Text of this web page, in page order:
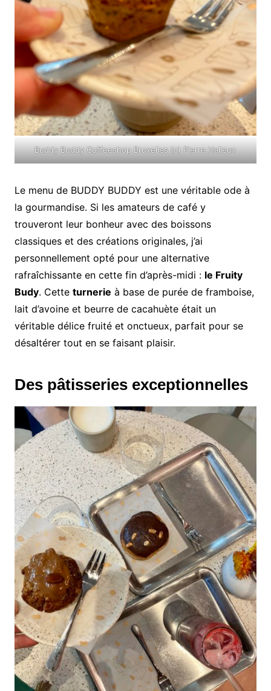
Buddy Buddy Coffeeshop Bruxelles (c) Pierre Halleux
Le menu de BUDDY BUDDY est une véritable ode à
la gourmandise. Si les amateurs de café y
trouveront leur bonheur avec des boissons
classiques et des créations originales, j’ai
personnellement opté pour une alternative
rafraîchissante en cette fin d’après-midi : le Fruity
Budy. Cette turnerie à base de purée de framboise,
lait d’avoine et beurre de cacahuète était un
véritable délice fruité et onctueux, parfait pour se
désaltérer tout en se faisant plaisir.
Des pâtisseries exceptionnelles